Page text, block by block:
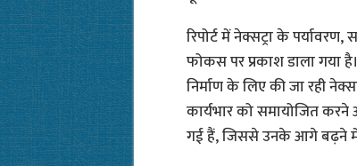
रिपोर्ट में नेक्सट्रा के
फोकस पर प्रकाश डाला गया
निर्माण के लिए की जा रही
कार्यभार को समायोजित करने
गई हैं, जिससे उनके आगे बढ़ने